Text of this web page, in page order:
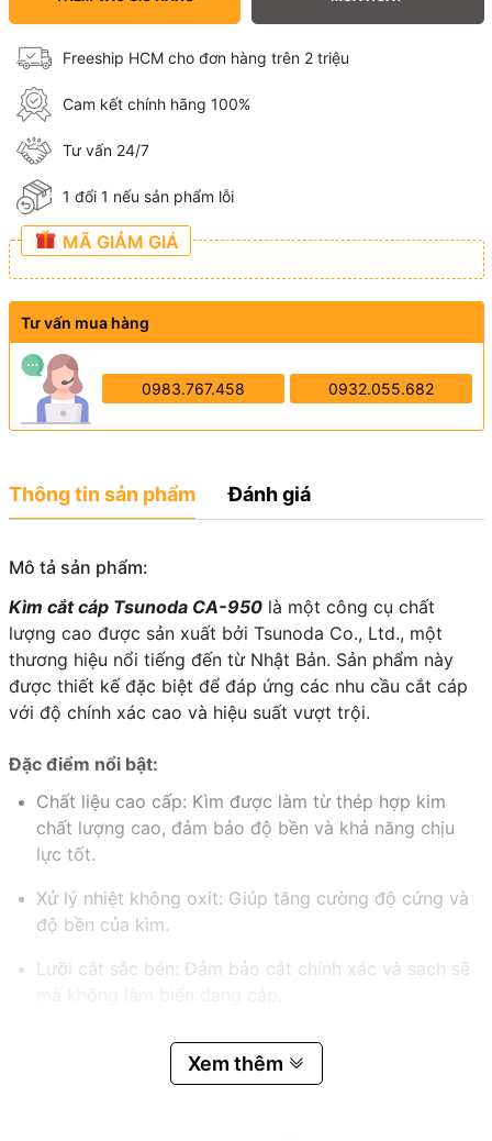
Freeship HCM cho đơn hàng trên 2 triệu
Cam kết chính hãng 100%
Tư vấn 24/7
1 đổi 1 nếu sản phẩm lỗi
MÃ GIẢM GIÁ
Tư vấn mua hàng
0983.767.458 0932.055.682
Thông tin sản phẩm Đánh giá
Mô tả sản phẩm:
Kìm cắt cáp Tsunoda CA-950là một công cụ chất
lượng cao được sản xuất bởi Tsunoda Co., Ltd., một
thương hiệu nổi tiếng đến từ Nhật Bản. Sản phẩm này
được thiết kế đặc biệt để đáp ứng các nhu cầu cắt cáp
với độ chính xác cao và hiệu suất vượt trội.
Đặc điểm nổi bật:
Chất liệu cao cấp: Kìm được làm từ thép hợp kim
chất lượng cao, đảm bảo độ bền và khả năng chịu
lực tốt.
Xử lý nhiệt không oxit: Giúp tăng cường độ cứng và
độ bền của kìm.
Lưỡi cắt sắc bén: Đảm bảo cắt chính xác và sạch sẽ
Tay cầm bọc nhựa PVC: Mang lại cảm giác thoải mái
và chắc chắn khi sử dụng.
Xem thêm